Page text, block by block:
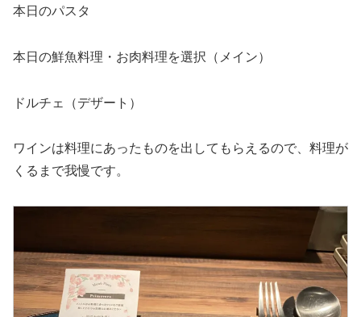
本日のパスタ
本日の鮮魚料理・お肉料理を選択（メイン）
ドルチェ（デザート）
ワインは料理にあったものを出してもらえるので、料理が
くるまで我慢です。